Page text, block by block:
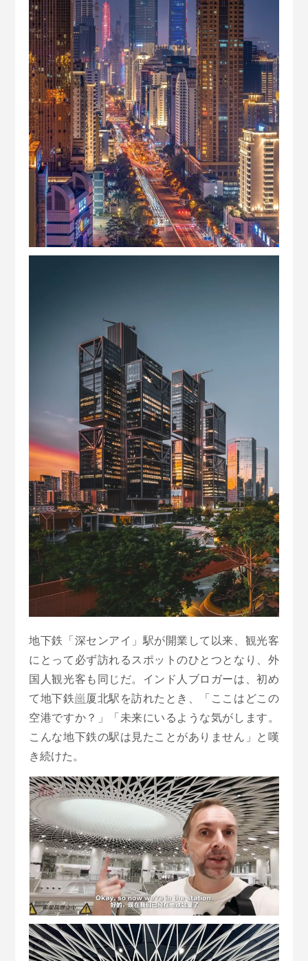
地下鉄「深センアイ」駅が開業して以来、観光客
にとって必ず訪れるスポットのひとつとなり、外
国人観光客も同じだ。インド人ブロガーは、初め
て地下鉄崗 厦北駅を訪れたとき、「ここはどこの
空港ですか？」「未来にいるような気がします。
こんな地下鉄の駅は見たことがありません」と嘆
き続けた。